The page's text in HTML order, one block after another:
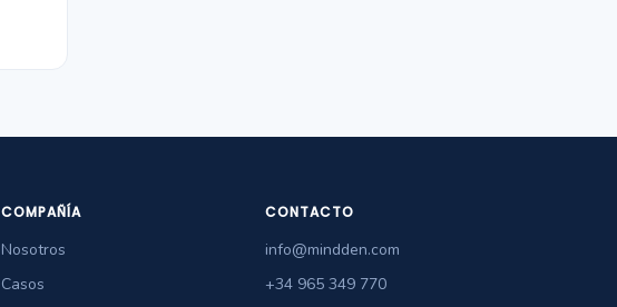
COMPAÑÍA
Nosotros
Casos
CONTACTO
info@mindden.com
+34 965 349 770